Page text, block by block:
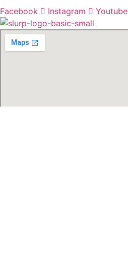
Facebook Instagram Youtube